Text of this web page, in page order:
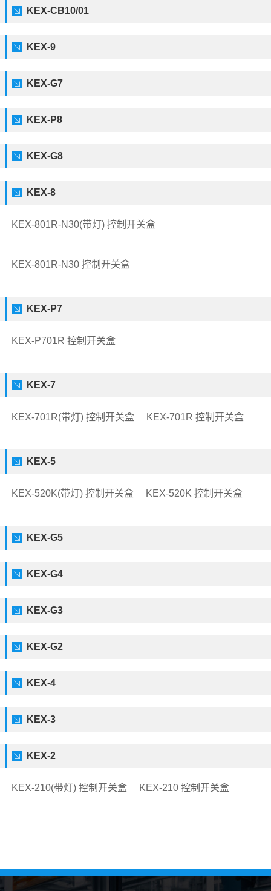
KEX-CB10/01
KEX-9
KEX-G7
KEX-P8
KEX-G8
KEX-8
KEX-801R-N30(带灯) 控制开关盒
KEX-801R-N30 控制开关盒
KEX-P7
KEX-P701R 控制开关盒
KEX-7
KEX-701R(带灯) 控制开关盒 KEX-701R 控制开关盒
KEX-5
KEX-520K(带灯) 控制开关盒 KEX-520K 控制开关盒
KEX-G5
KEX-G4
KEX-G3
KEX-G2
KEX-4
KEX-3
KEX-2
KEX-210(带灯) 控制开关盒 KEX-210 控制开关盒